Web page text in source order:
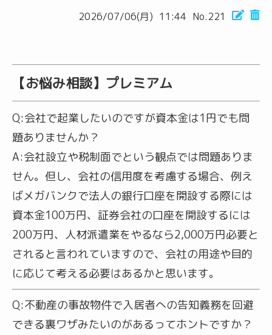
2026/07/06(月) 11:44 No.221
【お悩み相談】プレミアム
Q:会社で起業したいのですが資本金は1円でも問
題ありませんか？
A:会社設立や税制面でという観点では問題ありま
せん。但し、会社の信用度を考慮する場合、例え
ばメガバンクで法人の銀行口座を開設する際には
資本金100万円、証券会社の口座を開設するには
200万円、人材派遣業をやるなら2,000万円必要と
されると言われていますので、会社の用途や目的
に応じて考える必要はあるかと思います。
Q:不動産の事故物件で入居者への告知義務を回避
できる裏ワザみたいのがあるってホントですか？